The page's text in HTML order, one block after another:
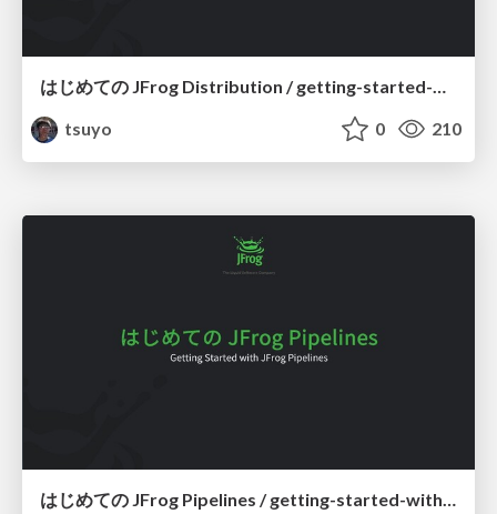
はじめての JFrog Distribution / getting-started-with-jfrog-distribution
tsuyo
0 210
はじめての JFrog Pipelines / getting-started-with-jfrog-pipelines